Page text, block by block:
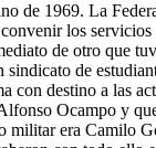
de 1969. La
los
de otro que
de
con destino a las
Ocampo y
era Camilo